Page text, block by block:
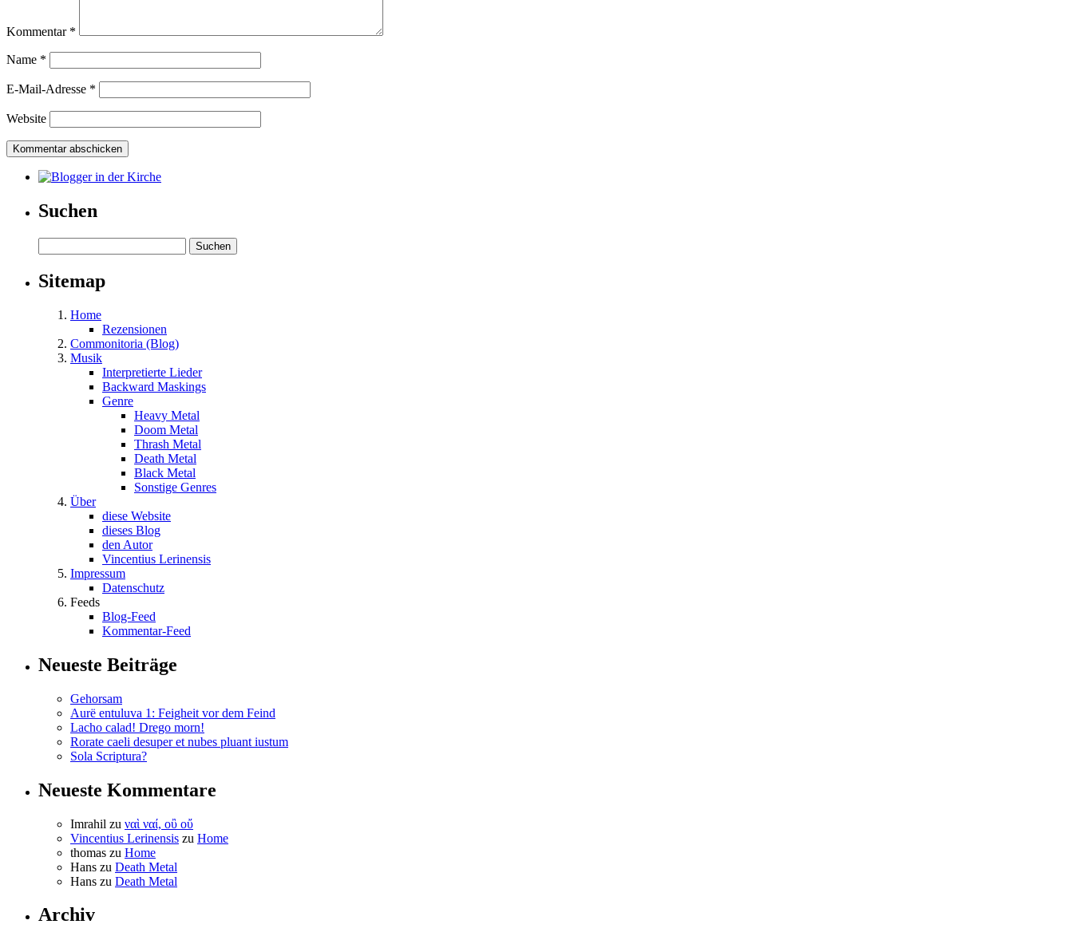
Kommentar *
Name *
E-Mail-Adresse *
Website
Suchen
nach:
Sitemap
Home
Rezensionen
Commonitoria (Blog)
Musik
Interpretierte Lieder
Backward Maskings
Genre
Heavy Metal
Doom Metal
Thrash Metal
Death Metal
Black Metal
Sonstige Genres
Über
diese Website
dieses Blog
den Autor
Vincentius Lerinensis
Impressum
Datenschutz
Feeds
Blog-Feed
Kommentar-Feed
Neueste Beiträge
Gehorsam
Aurë entuluva 1: Feigheit vor dem Feind
Lacho calad! Drego morn!
Rorate caeli desuper et nubes pluant iustum
Sola Scriptura?
Neueste Kommentare
Imrahil zu ναὶ ναί, οὒ οὔ
Vincentius Lerinensis zu Home
thomas zu Home
Hans zu Death Metal
Hans zu Death Metal
Archiv